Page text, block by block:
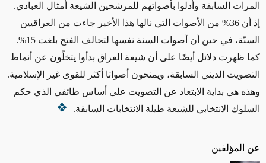
عن المؤلفين
المرات السابقة وأدلوا بأصواتهم للمرشحين الشيعة أمثال العبادي.
إذ أن 36% من الأصوات التي نالها هذا الأخير جاءت من العراقيين
السنّة، في حين أن أصوات السنة نفسها لتحالف الفتح بلغت 15%.
كما ظهرت دلائل أيضًا على أن شيعة العراق بدأوا يتخلّون عن أنماط
التصويت الديني السابقة، ويمنحون أصواتا أكثر للقوى غير الإسلامية.
وهذه هي بداية الابتعاد عن التصويت على أساس طائفي الذي حكم
السلوك الانتخابي للشيعة طيلة الانتخابات السابقة.